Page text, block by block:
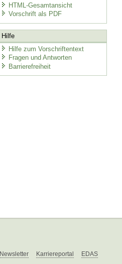
HTML-Gesamtansicht
Vorschrift als PDF
Hilfe
Hilfe zum Vorschriftentext
Fragen und Antworten
Barrierefreiheit
Newsletter Karriereportal EDAS